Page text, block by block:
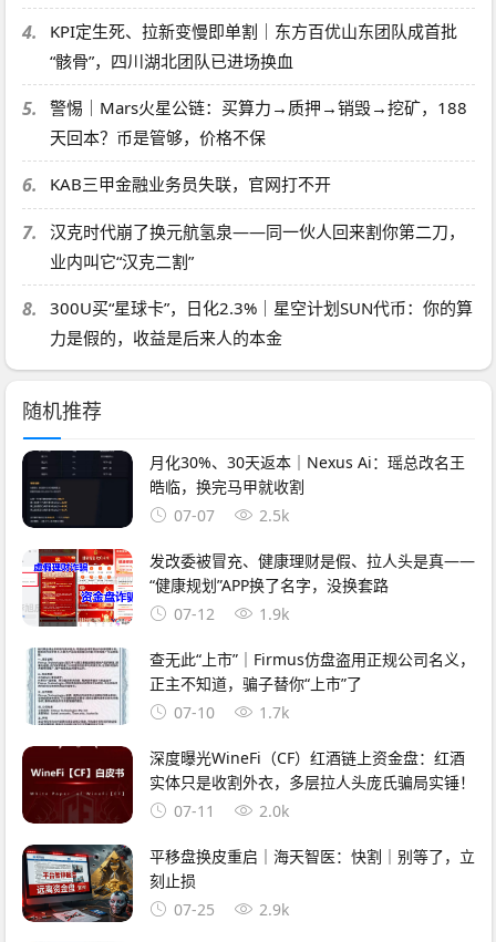
4.
KPI定生死、拉新变慢即单割｜东方百优山东团队成首批
“骸骨”，四川湖北团队已进场换血
5.
警惕｜Mars火星公链：买算力→质押→销毁→挖矿，188
天回本？币是管够，价格不保
6. KAB三甲金融业务员失联，官网打不开
7.
汉克时代崩了换元航氢泉——同一伙人回来割你第二刀，
业内叫它“汉克二割”
8.
300U买“星球卡”，日化2.3%｜星空计划SUN代币：你的算
力是假的，收益是后来人的本金
随机推荐
月化30%、30天返本｜Nexus Ai：瑶总改名王
皓临，换完马甲就收割
07-07
2.5k
发改委被冒充、健康理财是假、拉人头是真——
“健康规划”APP换了名字，没换套路
07-12
1.9k
查无此“上市”｜Firmus仿盘盗用正规公司名义，
正主不知道，骗子替你“上市”了
07-10
1.7k
深度曝光WineFi（CF）红酒链上资金盘：红酒
实体只是收割外衣，多层拉人头庞氏骗局实锤！
07-11
2.0k
平移盘换皮重启｜海天智医：快割｜别等了，立
刻止损
07-25
2.9k